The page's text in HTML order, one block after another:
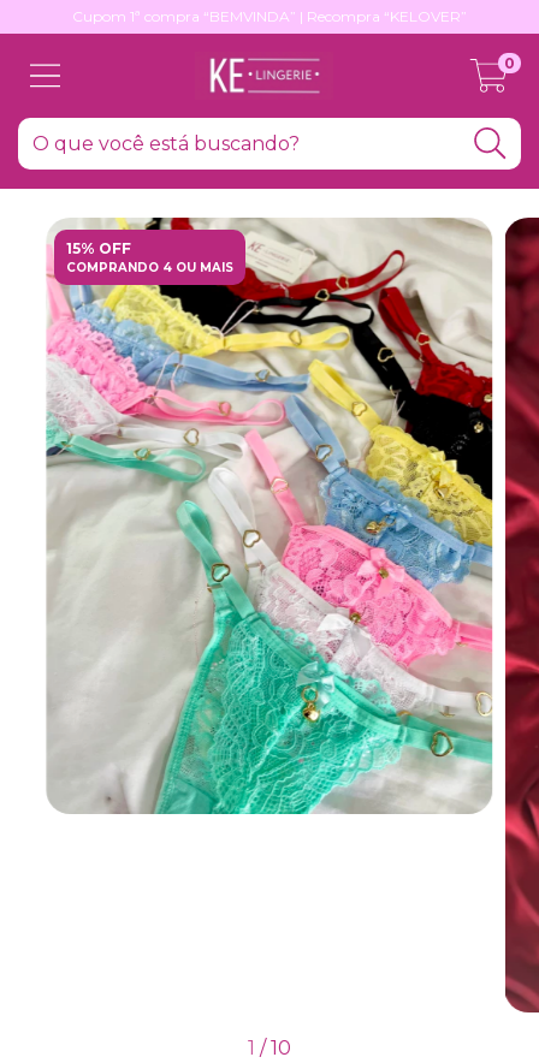
Cupom 1ª compra “BEMVINDA” | Recompra “KELOVER”
0
15% OFF
COMPRANDO 4 OU MAIS
1 /10